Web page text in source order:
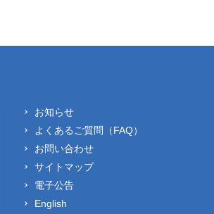
お知らせ
よくあるご質問（FAQ）
お問い合わせ
サイトマップ
電子公告
English